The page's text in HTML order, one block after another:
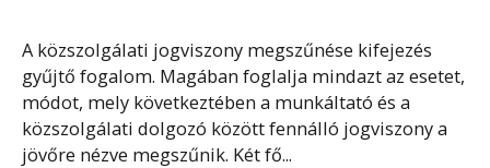
A közszolgálati jogviszony megszűnése kifejezés
gyűjtő fogalom. Magában foglalja mindazt az esetet,
módot, mely következtében a munkáltató és a
közszolgálati dolgozó között fennálló jogviszony a
jövőre nézve megszűnik. Két fő...